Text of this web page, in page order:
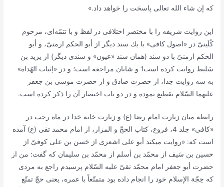
كه إن شاء الله تعالى پاسخت را خواهد داد.»
این روایت شریفه را با مختصر اختلافى در لفظ و با تتمّه‌اى، مرحوم
كُلَینىّ در «اصول كافى» با یك سند دیگر از أبو الحكم ارمنىّ، و أبو
الحكم ارمنىّ با دو سند (همان سند «عیون» و سندى دیگر) از یزید بن
سَلیط روایت كرده است‌1 و شایان مراجعه است؛ و در «إثبات الهُداة»
به سه روایت جدا، از حضرت صادق و از حضرت موسى بن جعفر
علیهما السّلام تقطیع نموده و در دو باب اختصار آن را ذكر كرده است.
رابطه میان زیارت امام رضا (ع) و زیارت خانه خدا در ماه رجب در
«کافی» جلد 4، فروع، کتاب الحجّ و المزار، از امام محمد تقی (ع) آمده
است که: «روایت میكند أبو على اشعرى از حَسن بن على كوفىّ از
حسین بن سَیف از محمّد بن أسلم از محمّد بن سلیمان كه گفت: من از
حضرت أبو جعفر امام محمّد تقىّ علیه السّلام پرسیدم راجع به مردى
كه حِجّة الإسلام خود را انجام داده بود متمتّعاً با عمره، یعنى حجّ تمتّع‌